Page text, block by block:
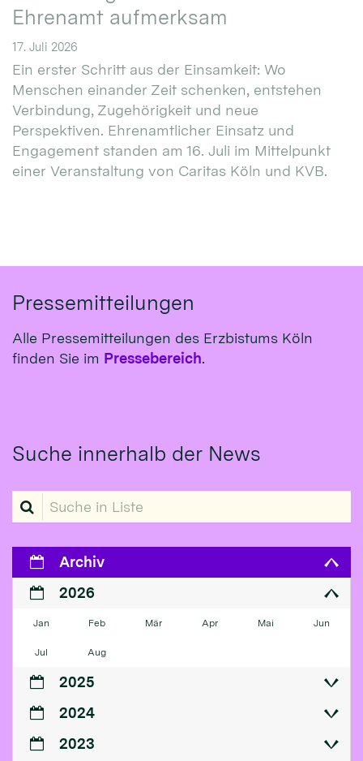
Ehrenamt aufmerksam
17. Juli 2026
Ein erster Schritt aus der Einsamkeit: Wo
Menschen einander Zeit schenken, entstehen
Verbindung, Zugehörigkeit und neue
Perspektiven. Ehrenamtlicher Einsatz und
Engagement standen am 16. Juli im Mittelpunkt
einer Veranstaltung von Caritas Köln und KVB.
Pressemitteilungen
Alle Pressemitteilungen des Erzbistums Köln
finden Sie im Pressebereich.
Suche innerhalb der News
Suche in Liste
Archiv
2026
Jan Feb Mär Apr Mai Jun
Jul Aug
2025
2024
2023